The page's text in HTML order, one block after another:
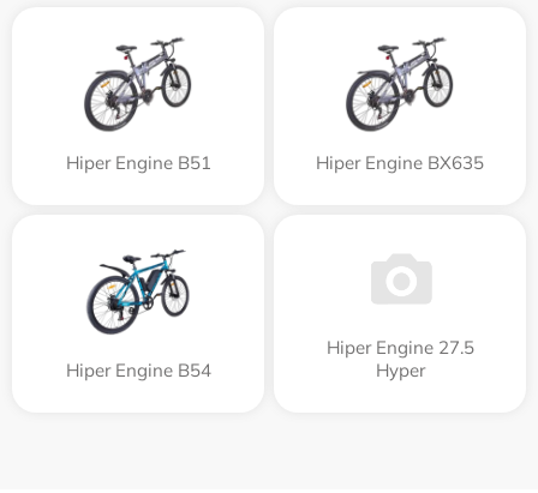
Hiper Engine B51 Hiper Engine BX635
Hiper Engine B54
Hiper Engine 27.5
Нyper